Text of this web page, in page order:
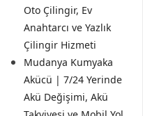
Oto Çilingir, Ev
Anahtarcı ve Yazlık
Çilingir Hizmeti
Mudanya Kumyaka
Akücü | 7/24 Yerinde
Akü Değişimi, Akü